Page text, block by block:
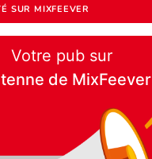
SUR MIXFEEVER
Votre pub sur
de MixFeever